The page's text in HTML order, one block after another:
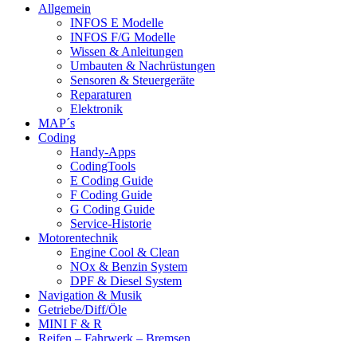
Allgemein
INFOS E Modelle
INFOS F/G Modelle
Wissen & Anleitungen
Umbauten & Nachrüstungen
Sensoren & Steuergeräte
Reparaturen
Elektronik
MAP´s
Coding
Handy-Apps
CodingTools
E Coding Guide
F Coding Guide
G Coding Guide
Service-Historie
Motorentechnik
Engine Cool & Clean
NOx & Benzin System
DPF & Diesel System
Navigation & Musik
Getriebe/Diff/Öle
MINI F & R
Reifen – Fahrwerk – Bremsen